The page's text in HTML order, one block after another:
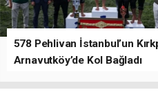
578 Pehlivan İstanbul’un
Arnavutköy’de Kol Bağladı